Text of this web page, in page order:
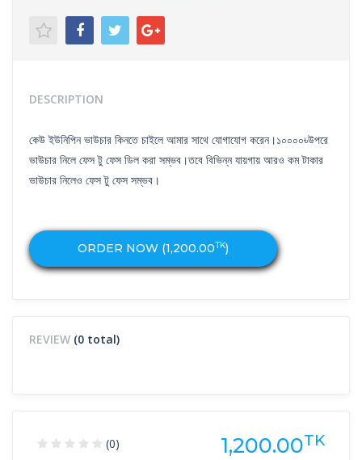
DESCRIPTION
কেউ ইউনিপিন ভাউচার কিনতে চাইলে আমার সাথে যোগাযোগ করেন।১০০০০৳উপরে
ভাউচার নিলে ফেস টু ফেস ডিল করা সম্ভব।তবে বিভিন্ন যায়গায় আরও কম টাকার
ভাউচার নিলেও ফেস টু ফেস সম্ভব।
ORDER NOW (1,200.00TK)
REVIEW (0 total)
(0) 1,200.00TK